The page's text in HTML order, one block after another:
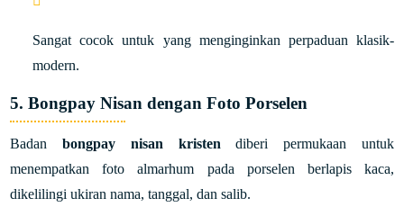
Sangat cocok untuk yang menginginkan perpaduan klasik-
modern.
5. Bongpay Nisan dengan Foto Porselen
Badan bongpay nisan kristen diberi permukaan untuk
menempatkan foto almarhum pada porselen berlapis kaca,
dikelilingi ukiran nama, tanggal, dan salib.